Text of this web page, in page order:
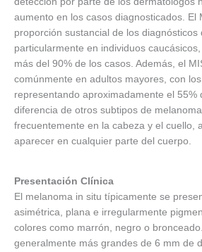
aumento en los casos diagnosticados. El
proporción sustancial de los diagnósticos
particularmente en individuos
más del 90% de los casos. Además, el
comúnmente en adultos mayores, con
representando aproximadamente el 55%
diferencia de otros subtipos de
frecuentemente en la cabeza y el cuello,
aparecer en cualquier parte del cuerpo.
Presentación Clínica
El melanoma in situ típicamente se
asimétrica, plana e irregularmente
colores como marrón, negro o
generalmente más grandes de 6 mm de